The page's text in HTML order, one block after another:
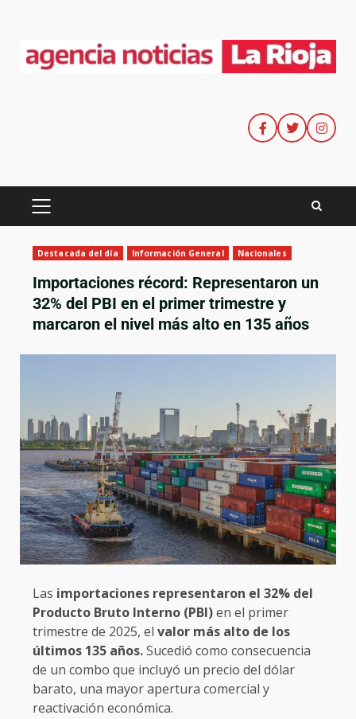
Destacada del día Información General Nacionales
Importaciones récord: Representaron un
32% del PBI en el primer trimestre y
marcaron el nivel más alto en 135 años
Las importaciones representaron el 32% del
Producto Bruto Interno (PBI)en el primer
trimestre de 2025, el valor más alto de los
últimos 135 años.Sucedió como consecuencia
de un combo que incluyó un precio del dólar
barato, una mayor apertura comercial y
reactivación económica.